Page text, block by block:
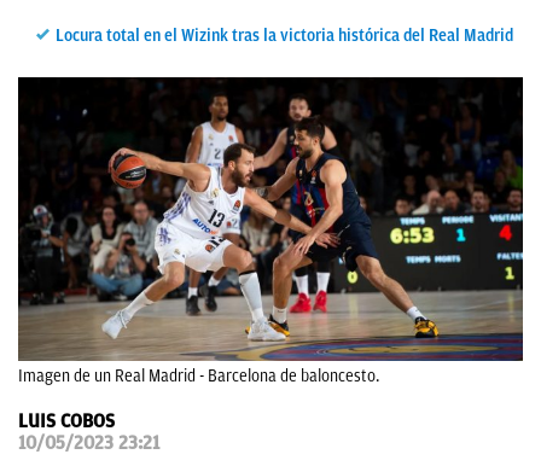
PAPARAZZI
OKDIARIO
Locura total en el Wizink tras la victoria histórica del Real Madrid
Imagen de un Real Madrid - Barcelona de baloncesto.
LUIS COBOS
10/05/2023 23:21